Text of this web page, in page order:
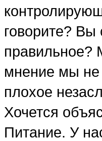
говорите? Вы
правильное?
мнение мы не
плохое
Хочется
Питание. У